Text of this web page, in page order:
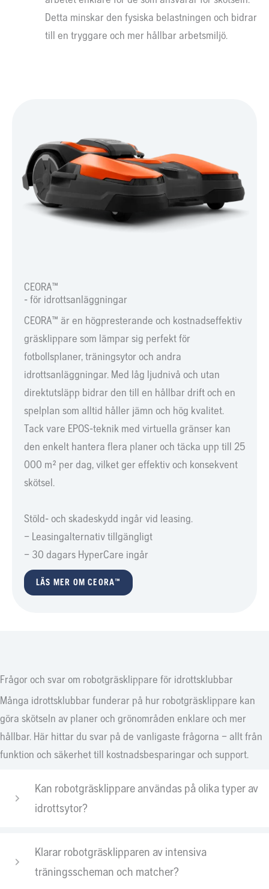
Detta minskar den fysiska belastningen och bidrar
till en tryggare och mer hållbar arbetsmiljö.
CEORA™
- för idrottsanläggningar
CEORA™ är en högpresterande och kostnadseffektiv
gräsklippare som lämpar sig perfekt för
fotbollsplaner, träningsytor och andra
idrottsanläggningar. Med låg ljudnivå och utan
direktutsläpp bidrar den till en hållbar drift och en
spelplan som alltid håller jämn och hög kvalitet.
Tack vare EPOS-teknik med virtuella gränser kan
den enkelt hantera flera planer och täcka upp till 25
000 m² per dag, vilket ger effektiv och konsekvent
skötsel.
Stöld- och skadeskydd ingår vid leasing.
– Leasingalternativ tillgängligt
– 30 dagars HyperCare ingår
LÄS MER OM CEORA™
Frågor och svar om robotgräsklippare för idrottsklubbar
Många idrottsklubbar funderar på hur robotgräsklippare kan
göra skötseln av planer och grönområden enklare och mer
hållbar. Här hittar du svar på de vanligaste frågorna – allt från
funktion och säkerhet till kostnadsbesparingar och support.
Kan robotgräsklippare användas på olika typer av
idrottsytor?
Klarar robotgräsklipparen av intensiva
träningsscheman och matcher?